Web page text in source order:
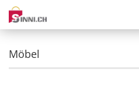
Möbel